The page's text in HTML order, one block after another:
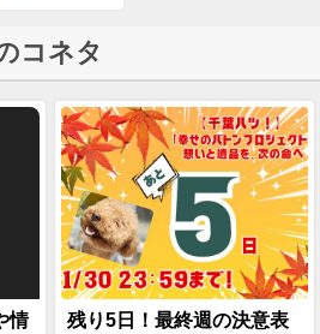
コネタ
情
残り5日！最終週の決意表